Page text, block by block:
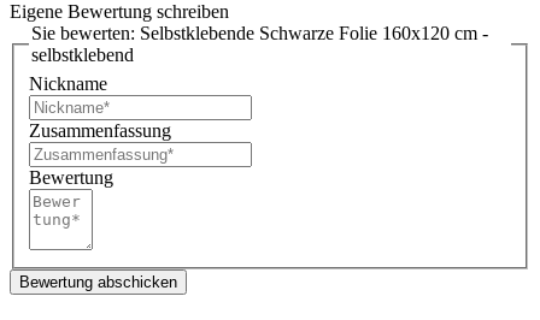
Eigene Bewertung schreiben
Sie bewerten: Selbstklebende Schwarze Folie 160x120 cm -
selbstklebend
Nickname
Zusammenfassung
Bewertung
Bewertung abschicken